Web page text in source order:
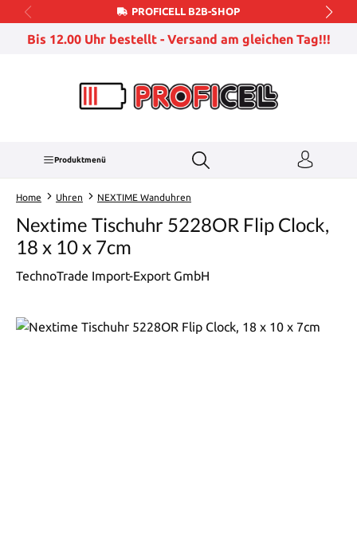
Zum Hauptinhalt springenPROFICELL B2B-SHOP
Bis 12.00 Uhr bestellt - Versand am gleichen Tag!!!
Produktmenü
Home Uhren NEXTIME Wanduhren
Nextime Tischuhr 5228OR Flip Clock,
18 x 10 x 7cm
TechnoTrade Import-Export GmbH